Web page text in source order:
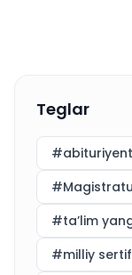
Teglar
#abituriyent
#
#ta’lim
#milliy